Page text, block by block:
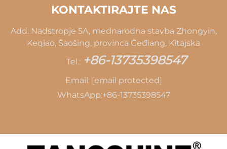
KONTAKTIRAJTE NAS
Add: Nadstropje 5A, mednarodna stavba Zhongyin,
Keqiao, Šaošing, provinca Čeđiang, Kitajska
Tel.: +86-13735398547
Email: [email protected]
WhatsApp:+86-13735398547